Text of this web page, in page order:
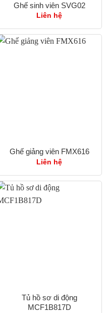
Ghế sinh viên SVG02
Liên hệ
Ghế giảng viên FMX616
Liên hệ
Tủ hồ sơ di động
MCF1B817D